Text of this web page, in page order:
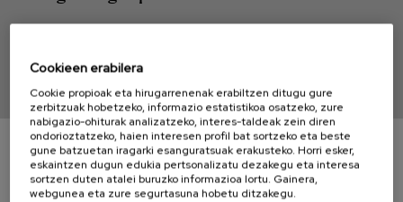
Hernani, Gipuzkoa
Cookieen erabilera
Cookie propioak eta hirugarrenenak erabiltzen ditugu gure
zerbitzuak hobetzeko, informazio estatistikoa osatzeko, zure
nabigazio-ohiturak analizatzeko, interes-taldeak zein diren
ondorioztatzeko, haien interesen profil bat sortzeko eta beste
gune batzuetan iragarki esanguratsuak erakusteko. Horri esker,
eskaintzen dugun edukia pertsonalizatu dezakegu eta interesa
sortzen duten atalei buruzko informazioa lortu. Gainera,
webgunea eta zure segurtasuna hobetu ditzakegu.